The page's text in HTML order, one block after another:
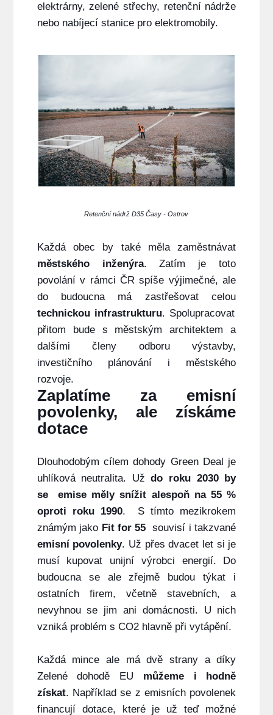
elektrárny, zelené střechy, retenční nádrže
nebo nabíjecí stanice pro elektromobily.
Retenční nádrž D35 Časy - Ostrov
Každá obec by také měla zaměstnávat
městského inženýra. Zatím je toto
povolání v rámci ČR spíše výjimečné, ale
do budoucna má zastřešovat celou
technickou infrastrukturu. Spolupracovat
přitom bude s městským architektem a
dalšími členy odboru výstavby,
investičního plánování i městského
rozvoje.
Zaplatíme za emisní
povolenky, ale získáme
dotace
Dlouhodobým cílem dohody Green Deal je
uhlíková neutralita. Uždo roku 2030 by
se emise měly snížit alespoň na 55 %
oproti roku 1990. S tímto mezikrokem
známým jako Fit for 55souvisí i takzvané
emisní povolenky. Už přes dvacet let si je
musí kupovat unijní výrobci energií. Do
budoucna se ale zřejmě budou týkat i
ostatních firem, včetně stavebních, a
nevyhnou se jim ani domácnosti. U nich
vzniká problém s CO2 hlavně při vytápění.
Každá mince ale má dvě strany a díky
Zelené dohodě EU můžeme i hodně
získat. Například se z emisních povolenek
financují dotace, které je už teď možné